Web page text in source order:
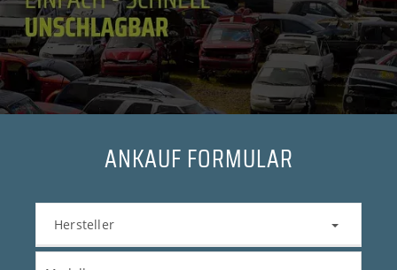
ANKAUF FORMULAR
Hersteller